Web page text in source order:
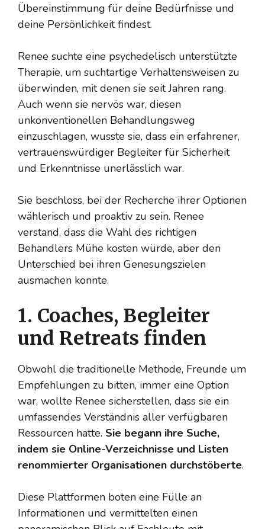
Übereinstimmung für deine Bedürfnisse und
deine Persönlichkeit findest.
Renee suchte eine psychedelisch unterstützte
Therapie, um suchtartige Verhaltensweisen zu
überwinden, mit denen sie seit Jahren rang.
Auch wenn sie nervös war, diesen
unkonventionellen Behandlungsweg
einzuschlagen, wusste sie, dass ein erfahrener,
vertrauenswürdiger Begleiter für Sicherheit
und Erkenntnisse unerlässlich war.
Sie beschloss, bei der Recherche ihrer Optionen
wählerisch und proaktiv zu sein. Renee
verstand, dass die Wahl des richtigen
Behandlers Mühe kosten würde, aber den
Unterschied bei ihren Genesungszielen
ausmachen konnte.
1. Coaches, Begleiter
und Retreats finden
Obwohl die traditionelle Methode, Freunde um
Empfehlungen zu bitten, immer eine Option
war, wollte Renee sicherstellen, dass sie ein
umfassendes Verständnis aller verfügbaren
Ressourcen hatte. Sie begann ihre Suche,
indem sie Online-Verzeichnisse und Listen
renommierter Organisationen durchstöberte.
Diese Plattformen boten eine Fülle an
Informationen und vermittelten einen